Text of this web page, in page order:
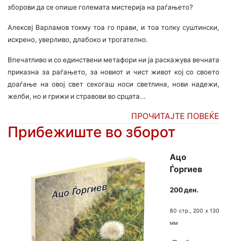
зборови да се опише големата мистерија на раѓањето?
Алексеј Варламов токму тоа го прави, и тоа толку суштински,
искрено, уверливо, длабоко и трогателно.
Впечатливо и со единствени метафори ни ја раскажува вечната
приказна за раѓањето, за новиот и чист живот кој со своето
доаѓање на овој свет секогаш носи светлина, нови надежи,
желби, но и грижи и стравови во срцата...
ПРОЧИТАЈТЕ ПОВЕЌЕ
Прибежиште во зборот
Ацо
Ѓоргиев
200 ден.
80 стр., 200 х 130
мм